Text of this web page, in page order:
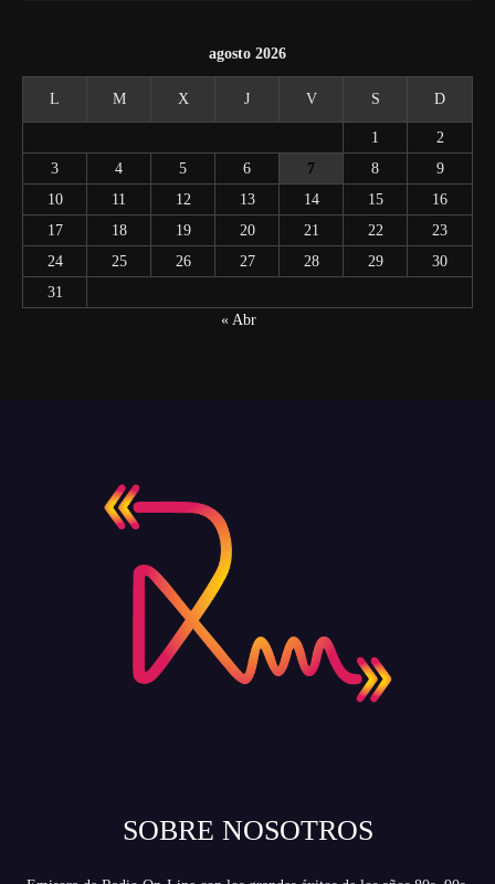
agosto 2026
L M X J V S D
1
2
3
4 5 6 7 8
9
10
11 12 13 14 15
16
17
18 19 20 21 22
23
24
25 26 27 28 29
30
31
« Abr
SOBRE NOSOTROS